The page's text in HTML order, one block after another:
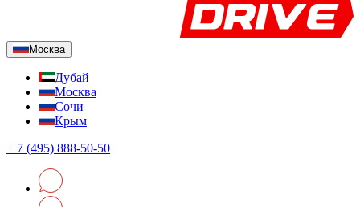
Москва
Дубай
Москва
Сочи
Крым
+ 7 (495) 888-50-50